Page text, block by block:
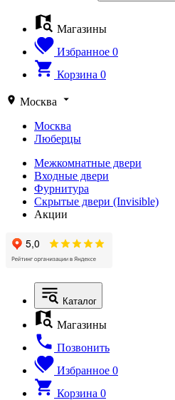
Магазины
Избранное 0
Корзина 0
Москва
Москва
Люберцы
Межкомнатные двери
Входные двери
Фурнитура
Скрытые двери (Invisible)
Акции
Каталог
Магазины
Позвонить
Избранное 0
Корзина 0